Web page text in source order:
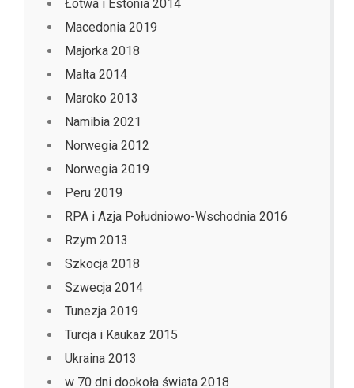
Łotwa i Estonia 2014
Macedonia 2019
Majorka 2018
Malta 2014
Maroko 2013
Namibia 2021
Norwegia 2012
Norwegia 2019
Peru 2019
RPA i Azja Południowo-Wschodnia 2016
Rzym 2013
Szkocja 2018
Szwecja 2014
Tunezja 2019
Turcja i Kaukaz 2015
Ukraina 2013
w 70 dni dookoła świata 2018